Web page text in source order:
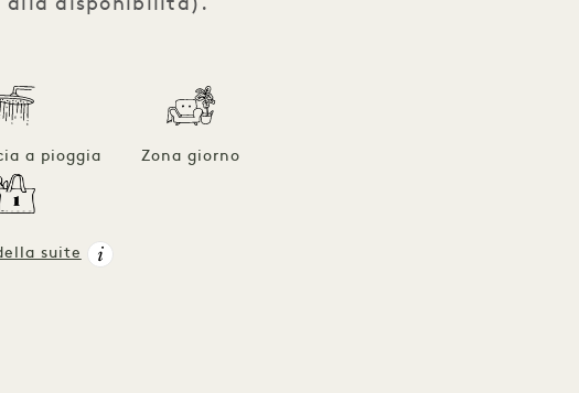
alla disponibilità).
a pioggia Zona giorno
suite